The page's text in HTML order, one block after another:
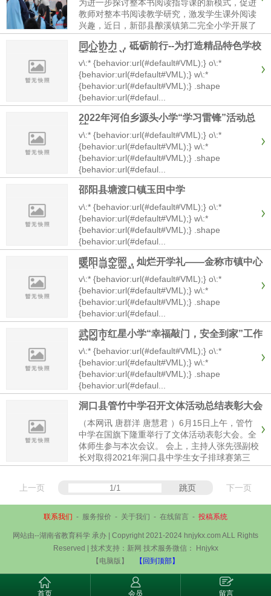
为进一步探讨整本书阅读指导课的新模式，促进
教师对整本书阅读教学研究，激发学生课外阅读
兴趣，近日，新邵县酿溪镇第二完全小学开展了
整本书阅读导读课展示活动。据悉，此次共有3
位教师参与导读课展示。陈情情老师执教的《西
游记》整本书的导读课，以“猜...
同心协力 ，砥砺前行--为打造精品特色学校
而努力奋斗
v\:* {behavior:url(#default#VML);} o\:*
{behavior:url(#default#VML);} w\:*
{behavior:url(#default#VML);} .shape
{behavior:url(#defaul...
2022年河伯乡源头小学“学习雷锋”活动总
结
v\:* {behavior:url(#default#VML);} o\:*
{behavior:url(#default#VML);} w\:*
{behavior:url(#default#VML);} .shape
{behavior:url(#defaul...
邵阳县塘渡口镇玉田中学
v\:* {behavior:url(#default#VML);} o\:*
{behavior:url(#default#VML);} w\:*
{behavior:url(#default#VML);} .shape
{behavior:url(#defaul...
暖阳当空照，灿烂开学礼——金称市镇中心
完小开学典礼
v\:* {behavior:url(#default#VML);} o\:*
{behavior:url(#default#VML);} w\:*
{behavior:url(#default#VML);} .shape
{behavior:url(#defaul...
​武冈市红星小学“幸福敲门，安全到家”工作
部署会
v\:* {behavior:url(#default#VML);} o\:*
{behavior:url(#default#VML);} w\:*
{behavior:url(#default#VML);} .shape
{behavior:url(#defaul...
洞口县管竹中学召开文体活动总结表彰大会
（本网讯 唐群洋 唐慧君 ）6月15日上午，管竹
中学在国旗下隆重举行了文体活动表彰大会。全
体师生参与本次会议。 会上，主持人张先强副校
长对取得2021年洞口县中学生女子排球赛第三
名，竹市镇中心学校“庆祝中国共产党成立100周
上一页 跳页 下一页
联系我们 - 服务报价 - 关于我们 - 在线留言 - 投稿系统
网站由--湖南省教育科学 承办 | Copyright 2021-2024 hnjykx.com ALL Rights
Reserved | 技术支持：新网 技术服务微信： Hnjykx
【电脑版】
【回到顶部】
首页 会员 留言